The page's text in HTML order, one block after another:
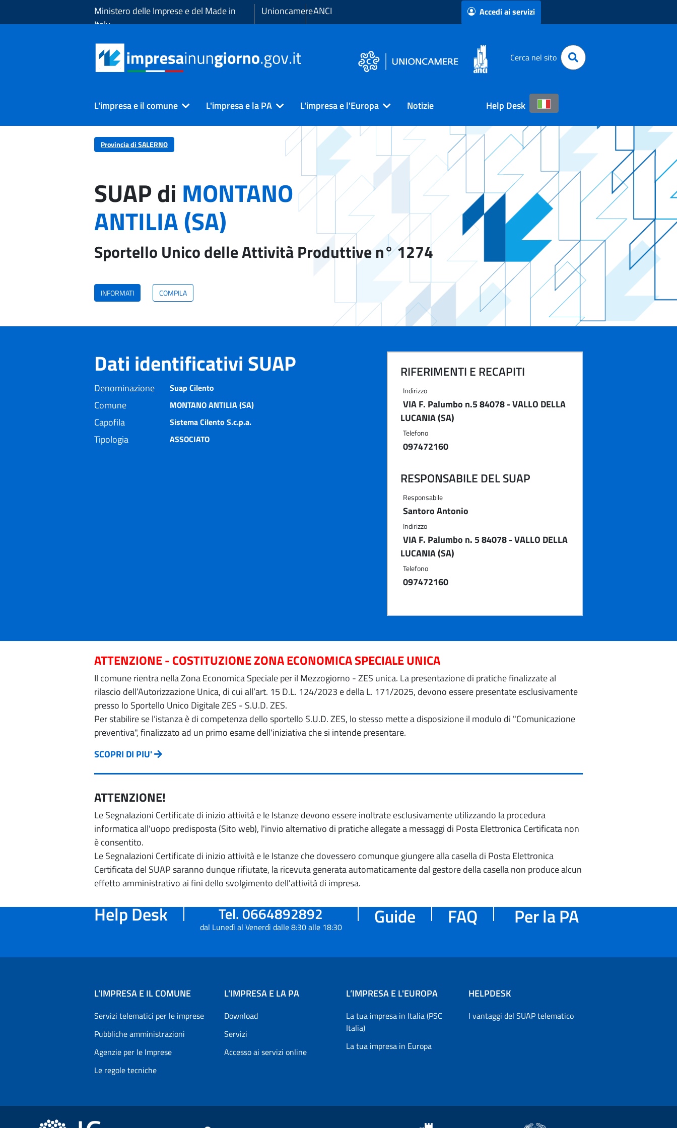
Ministero delle Imprese e del Made in
Italy
UnioncamereANCI Accedi ai servizi
Cerca nel sito
L'impresa e il comune L'impresa e la PA L'impresa e l'Europa Notizie Help Desk
Provincia di SALERNO
SUAP di MONTANO
ANTILIA (SA)
Sportello Unico delle Attività Produttive n° 1274
INFORMATI COMPILA
Dati identificativi SUAP
Denominazione Suap Cilento
Comune MONTANO ANTILIA (SA)
Capofila Sistema Cilento S.c.p.a.
Tipologia ASSOCIATO
RIFERIMENTI E RECAPITI
Indirizzo
VIA F. Palumbo n.5 84078 - VALLO DELLA
LUCANIA (SA)
Telefono
097472160
RESPONSABILE DEL SUAP
Responsabile
Santoro Antonio
Indirizzo
VIA F. Palumbo n. 5 84078 - VALLO DELLA
LUCANIA (SA)
Telefono
097472160
ATTENZIONE - COSTITUZIONE ZONA ECONOMICA SPECIALE UNICA
Il comune rientra nella Zona Economica Speciale per il Mezzogiorno - ZES unica. La presentazione di pratiche finalizzate al
rilascio dell’Autorizzazione Unica, di cui all’art. 15 D.L. 124/2023 e della L. 171/2025, devono essere presentate esclusivamente
presso lo Sportello Unico Digitale ZES - S.U.D. ZES.
Per stabilire se l’istanza è di competenza dello sportello S.U.D. ZES, lo stesso mette a disposizione il modulo di "Comunicazione
preventiva", finalizzato ad un primo esame dell'iniziativa che si intende presentare.
SCOPRI DI PIU'
ATTENZIONE!
Le Segnalazioni Certificate di inizio attività e le Istanze devono essere inoltrate esclusivamente utilizzando la procedura
informatica all'uopo predisposta (Sito web), l'invio alternativo di pratiche allegate a messaggi di Posta Elettronica Certificata non
è consentito.
Le Segnalazioni Certificate di inizio attività e le Istanze che dovessero comunque giungere alla casella di Posta Elettronica
Certificata del SUAP saranno dunque rifiutate, la ricevuta generata automaticamente dal gestore della casella non produce alcun
effetto amministrativo ai fini dello svolgimento dell'attività di impresa.
Help Desk Tel. 0664892892
dal Lunedì al Venerdì dalle 8:30 alle 18:30 Guide FAQ Per la PA
L’IMPRESA E IL COMUNE
Servizi telematici per le imprese
Pubbliche amministrazioni
Agenzie per le Imprese
Le regole tecniche
L’IMPRESA E LA PA
Download
Servizi
Accesso ai servizi online
L’IMPRESA E L'EUROPA
La tua impresa in Italia (PSC
Italia)
La tua impresa in Europa
HELPDESK
I vantaggi del SUAP telematico